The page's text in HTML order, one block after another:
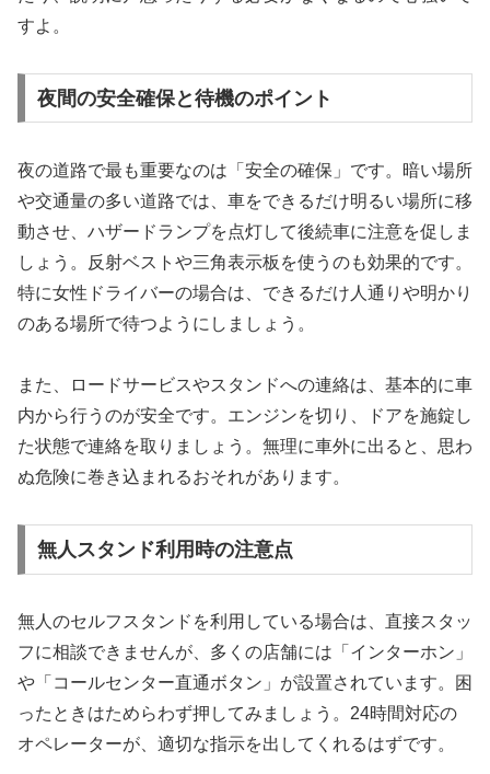
すよ。
夜間の安全確保と待機のポイント
夜の道路で最も重要なのは「安全の確保」です。暗い場所
や交通量の多い道路では、車をできるだけ明るい場所に移
動させ、ハザードランプを点灯して後続車に注意を促しま
しょう。反射ベストや三角表示板を使うのも効果的です。
特に女性ドライバーの場合は、できるだけ人通りや明かり
のある場所で待つようにしましょう。
また、ロードサービスやスタンドへの連絡は、基本的に車
内から行うのが安全です。エンジンを切り、ドアを施錠し
た状態で連絡を取りましょう。無理に車外に出ると、思わ
ぬ危険に巻き込まれるおそれがあります。
無人スタンド利用時の注意点
無人のセルフスタンドを利用している場合は、直接スタッ
フに相談できませんが、多くの店舗には「インターホン」
や「コールセンター直通ボタン」が設置されています。困
ったときはためらわず押してみましょう。24時間対応の
オペレーターが、適切な指示を出してくれるはずです。